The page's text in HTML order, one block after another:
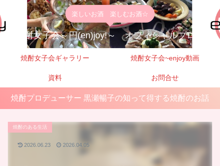
楽しいお酒 楽しむお酒☆
焼酎女子会～円(en)joy!～ オフィシャルブログ
焼酎女子会ギャラリー 焼酎女子会~enjoy動画
資料 お問合せ
焼酎プロデューサー 黒瀬暢子の知って得する焼酎のお話
焼酎のある生活
2026.06.23 2026.04.05